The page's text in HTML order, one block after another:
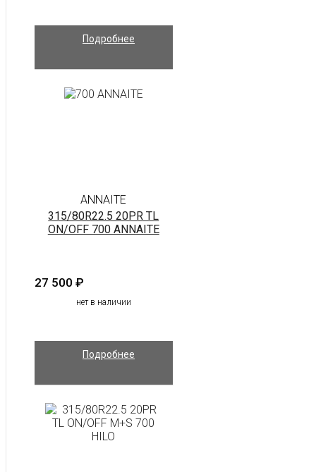
Подробнее
ANNAITE
315/80R22.5 20PR TL
ON/OFF 700 ANNAITE
27 500 ₽
нет в наличии
Подробнее